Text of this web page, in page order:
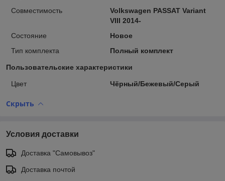
Совместимость
Volkswagen PASSAT Variant
VIII 2014-
Состояние
Новое
Тип комплекта
Полный комплект
Пользовательские характеристики
Цвет Чёрный/Бежевый/Серый
Скрыть
Условия доставки
Доставка "Самовывоз"
Доставка почтой